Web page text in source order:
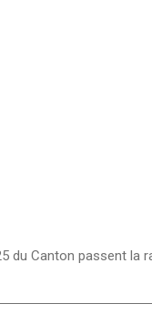
du Canton passent la